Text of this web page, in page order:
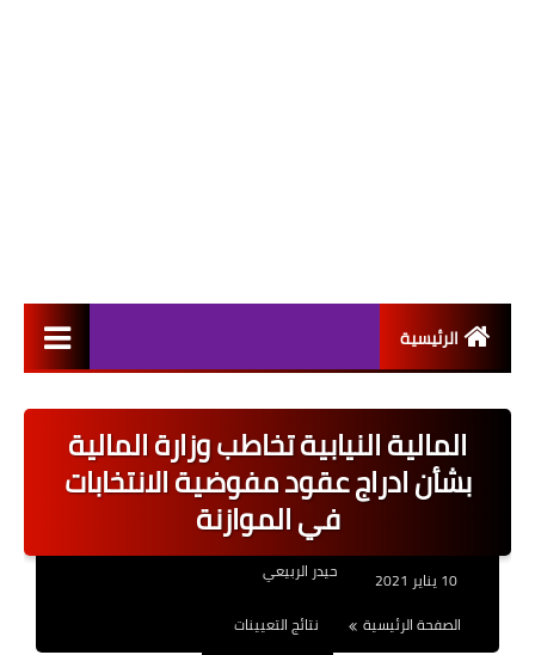
الرئيسية
اخبار القطاع العام
اخبار القطاع الخاص
نتائج التعيينات
العقود والاجور اليومية
المالية النيابية تخاطب وزارة المالية
بشأن ادراج عقود مفوضية الانتخابات
في الموازنة
10 يناير 2021
حيدر الربيعي
الصفحة الرئيسية
نتائج التعيينات